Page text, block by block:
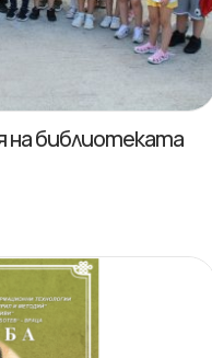
библиотеката